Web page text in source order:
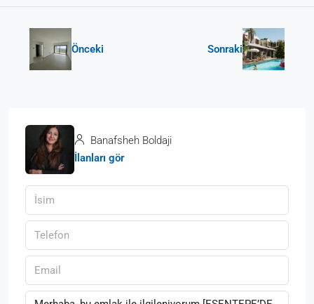
Önceki Sonraki
Banafsheh Boldaji
İlanları gör